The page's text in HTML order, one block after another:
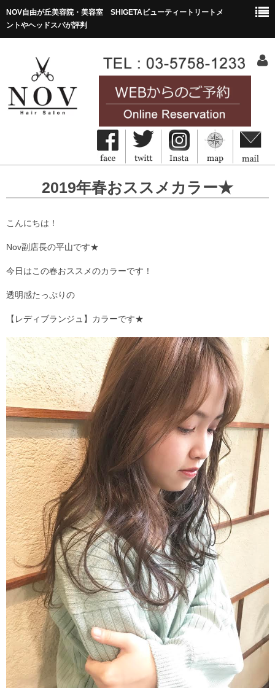
NOV自由が丘美容院・美容室 SHIGETAビューティートリートメ
ントやヘッドスパが評判
ホーム
Concept
メニュー・価格
Staff
Online Shop
オンラインショップ
blog
ブログ
Opening&Access
営業時間・アクセス
2019年春おススメカラー★
こんにちは！
Nov副店長の平山です★
今日はこの春おススメのカラーです！
透明感たっぷりの
【レディブランジュ】カラーです★